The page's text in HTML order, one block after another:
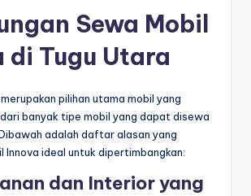
Sewa Mobil
di Tugu Utara
pilihan utama mobil yang
banyak tipe mobil yang dapat disewa
adalah daftar alasan yang
Innova ideal untuk dipertimbangkan:
dan Interior yang